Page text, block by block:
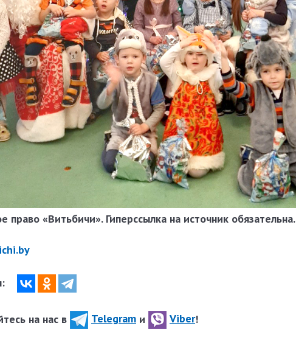
право «Витьбичи». Гиперссылка на источник обязательна.
на нас в Telegram и Viber!